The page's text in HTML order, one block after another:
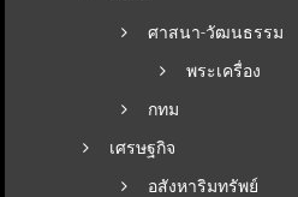
ศาสนา-วัฒนธรรม
พระเครื่อง
กทม
เศรษฐกิจ
อสังหาริมทรัพย์